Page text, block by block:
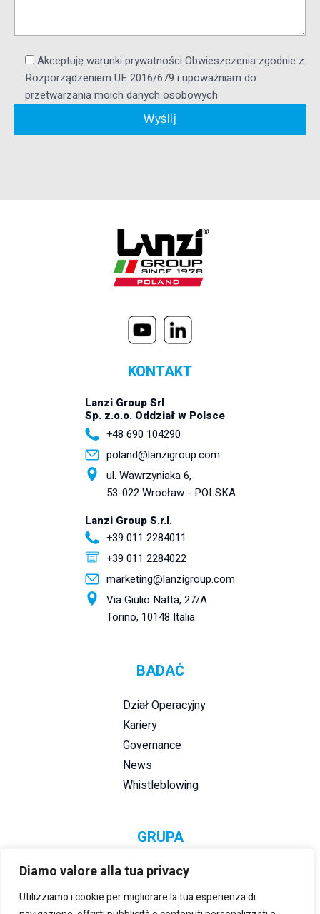
Diamo valore alla tua privacy
Utilizziamo i cookie per migliorare la tua esperienza di
Akceptuję warunki prywatności Obwieszczenia zgodnie z
Rozporządzeniem UE 2016/679 i upoważniam do
przetwarzania moich danych osobowych
KONTAKT
Lanzi Group Srl
Sp. z.o.o. Oddział w Polsce
+48 690 104290
poland@lanzigroup.com
ul. Wawrzyniaka 6,
53-022 Wrocław - POLSKA
Lanzi Group S.r.l.
+39 011 2284011
+39 011 2284022
marketing@lanzigroup.com
Via Giulio Natta, 27/A
Torino, 10148 Italia
BADAĆ
Dział Operacyjny
Kariery
Governance
News
Whistleblowing
GRUPA